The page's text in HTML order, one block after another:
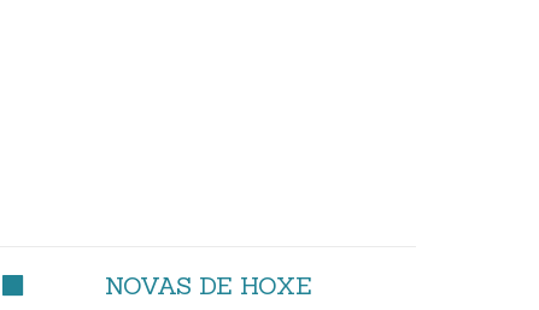
NOVAS DE HOXE